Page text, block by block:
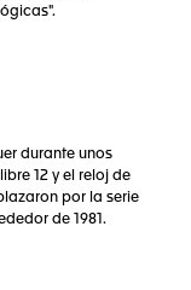
durante unos
12 y el reloj de
por la serie
de 1981.